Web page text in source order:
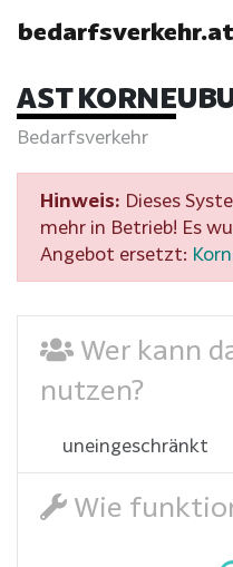
bedarfsverkehr.at
AST
Bedarfsverkehr
Hinweis: Dieses
mehr in Betrieb! Es
Angebot ersetzt:
Wer kann
nutzen?
uneingeschränkt
Wie